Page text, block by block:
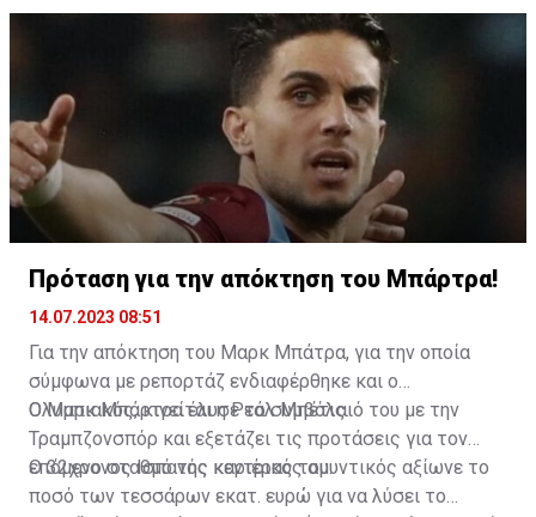
Πρόταση για την απόκτηση του Μπάρτρα!
14.07.2023 08:51
Για την απόκτηση του Μαρκ Μπάτρα, για την οποία
σύμφωνα με ρεπορτάζ ενδιαφέρθηκε και ο
Ολυμπιακός, κινείται η Ρεάλ Μπέτις.
Ο Μαρκ Μπάρτρα έλυσε το συμβόλαιό του με την
Τραμπζονσπόρ και εξετάζει τις προτάσεις για τον
επόμενο σταθμό της καριέρας του.
Ο 32χρονος Ισπανός κεντρικός αμυντικός αξίωνε το
ποσό των τεσσάρων εκατ. ευρώ για να λύσει το